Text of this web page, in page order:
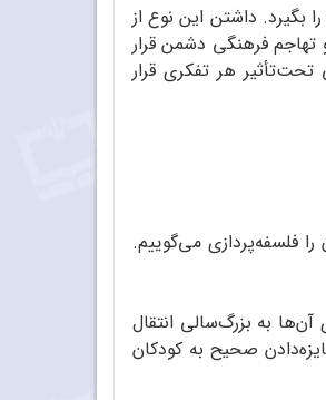
داشتن این نوع از
تهاجم فرهنگی دشمن قرار
هر تفکری قرار
فلسفه‌پردازی می‌گوییم.
به بزرگ‌سالی انتقال
صحیح به کودکان